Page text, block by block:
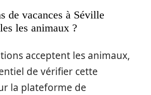
de vacances à Séville
les animaux ?
acceptent les animaux,
de vérifier cette
la plateforme de